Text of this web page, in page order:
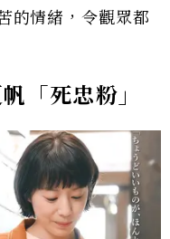
的情緒，令觀眾都
「死忠粉」